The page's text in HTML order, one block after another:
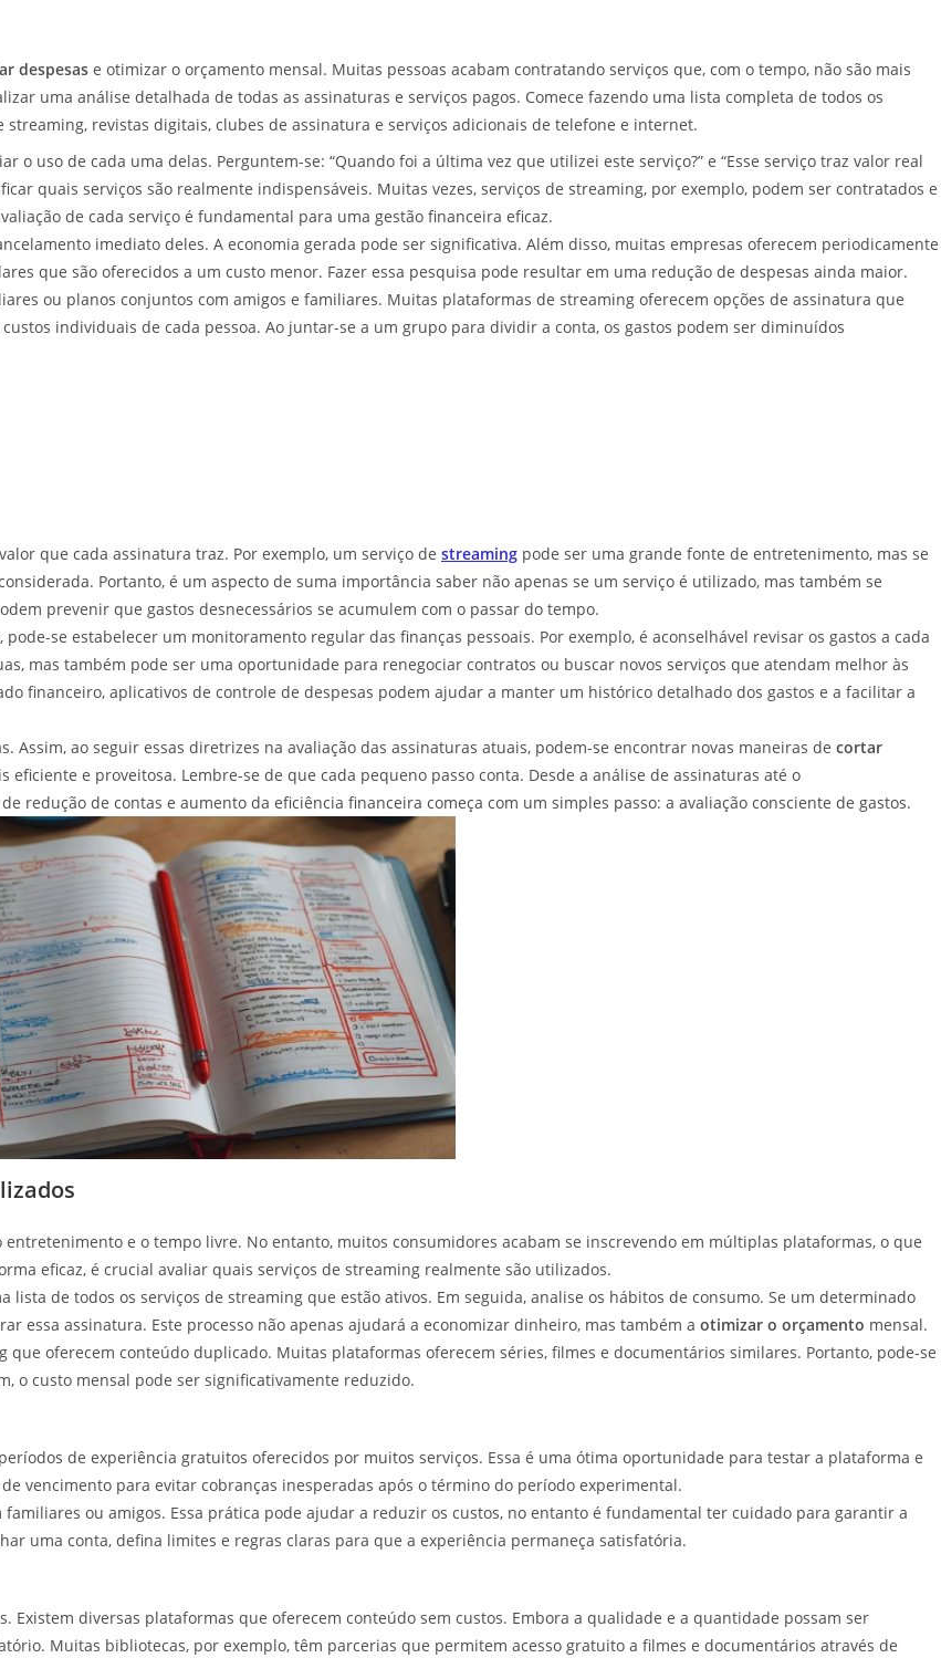
despesas e otimizar o orçamento mensal. Muitas pessoas acabam contratando serviços que, com o tempo, não são mais
uma análise detalhada de todas as assinaturas e serviços pagos. Comece fazendo uma lista completa de todos os
revistas digitais, clubes de assinatura e serviços adicionais de telefone e internet.
o uso de cada uma delas. Perguntem-se: “Quando foi a última vez que utilizei este serviço?” e “Esse serviço traz valor real
quais serviços são realmente indispensáveis. Muitas vezes, serviços de streaming, por exemplo, podem ser contratados e
de cada serviço é fundamental para uma gestão financeira eficaz.
imediato deles. A economia gerada pode ser significativa. Além disso, muitas empresas oferecem periodicamente
que são oferecidos a um custo menor. Fazer essa pesquisa pode resultar em uma redução de despesas ainda maior.
ou planos conjuntos com amigos e familiares. Muitas plataformas de streaming oferecem opções de assinatura que
individuais de cada pessoa. Ao juntar-se a um grupo para dividir a conta, os gastos podem ser diminuídos
que cada assinatura traz. Por exemplo, um serviço de streaming pode ser uma grande fonte de entretenimento, mas se
Portanto, é um aspecto de suma importância saber não apenas se um serviço é utilizado, mas também se
prevenir que gastos desnecessários se acumulem com o passar do tempo.
se estabelecer um monitoramento regular das finanças pessoais. Por exemplo, é aconselhável revisar os gastos a cada
mas também pode ser uma oportunidade para renegociar contratos ou buscar novos serviços que atendam melhor às
financeiro, aplicativos de controle de despesas podem ajudar a manter um histórico detalhado dos gastos e a facilitar a
Assim, ao seguir essas diretrizes na avaliação das assinaturas atuais, podem-se encontrar novas maneiras de cortar
e proveitosa. Lembre-se de que cada pequeno passo conta. Desde a análise de assinaturas até o
redução de contas e aumento da eficiência financeira começa com um simples passo: a avaliação consciente de gastos.
e o tempo livre. No entanto, muitos consumidores acabam se inscrevendo em múltiplas plataformas, o que
eficaz, é crucial avaliar quais serviços de streaming realmente são utilizados.
de todos os serviços de streaming que estão ativos. Em seguida, analise os hábitos de consumo. Se um determinado
essa assinatura. Este processo não apenas ajudará a economizar dinheiro, mas também a otimizar o orçamento mensal.
oferecem conteúdo duplicado. Muitas plataformas oferecem séries, filmes e documentários similares. Portanto, pode-se
o custo mensal pode ser significativamente reduzido.
de experiência gratuitos oferecidos por muitos serviços. Essa é uma ótima oportunidade para testar a plataforma e
vencimento para evitar cobranças inesperadas após o término do período experimental.
ou amigos. Essa prática pode ajudar a reduzir os custos, no entanto é fundamental ter cuidado para garantir a
uma conta, defina limites e regras claras para que a experiência permaneça satisfatória.
Existem diversas plataformas que oferecem conteúdo sem custos. Embora a qualidade e a quantidade possam ser
Muitas bibliotecas, por exemplo, têm parcerias que permitem acesso gratuito a filmes e documentários através de